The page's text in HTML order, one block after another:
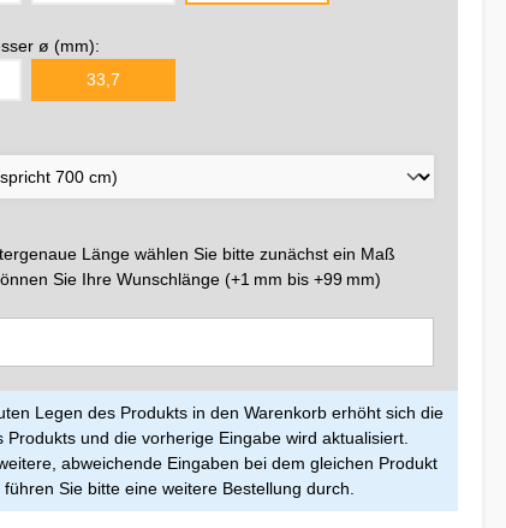
ø (mm):
33,7
Länge wählen Sie bitte zunächst ein Maß
Sie Ihre Wunschlänge (+1 mm bis +99 mm)
Legen des Produkts in den Warenkorb erhöht sich die
Produkts und die vorherige Eingabe wird aktualisiert.
abweichende Eingaben bei dem gleichen Produkt
Sie bitte eine weitere Bestellung durch.